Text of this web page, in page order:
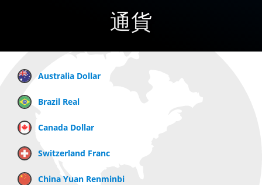
通貨
Australia Dollar
Brazil Real
Canada Dollar
Switzerland Franc
China Yuan Renminbi